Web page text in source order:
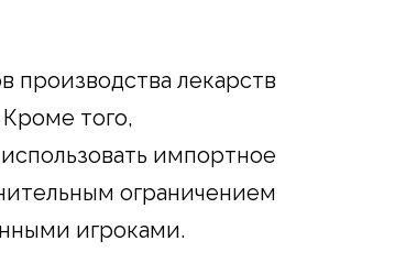
производства лекарств
того,
импортное
ограничением
игроками.